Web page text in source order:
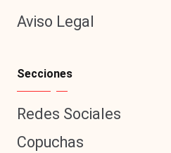
L
C
V
C
Aviso Legal
Secciones
Redes Sociales
Copuchas